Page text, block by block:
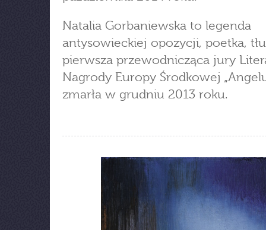
Natalia Gorbaniewska to legenda
antysowieckiej opozycji, poetka,
pierwsza przewodnicząca jury
Nagrody Europy Środkowej
zmarła w grudniu 2013 roku.